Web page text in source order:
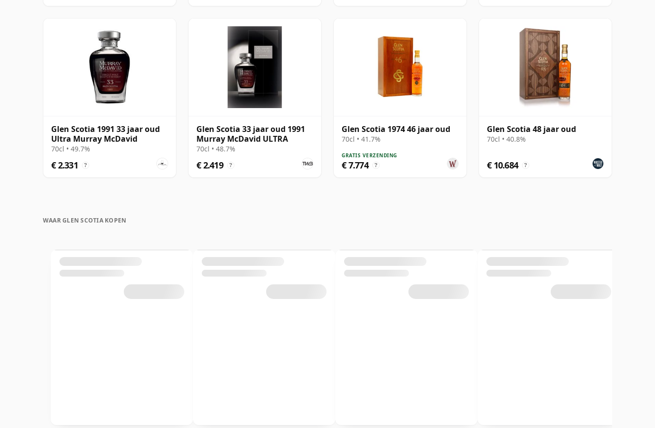
Glen Scotia 1991 33 jaar oud
Ultra Murray McDavid
70cl • 49.7%
€ 2.331 ?
Glen Scotia 33 jaar oud 1991
Murray McDavid ULTRA
70cl • 48.7%
€ 2.419 ?
Glen Scotia 1974 46 jaar oud
70cl • 41.7%
GRATIS VERZENDING
€ 7.774 ?
Glen Scotia 48 jaar oud
70cl • 40.8%
€ 10.684 ?
WAAR GLEN SCOTIA KOPEN